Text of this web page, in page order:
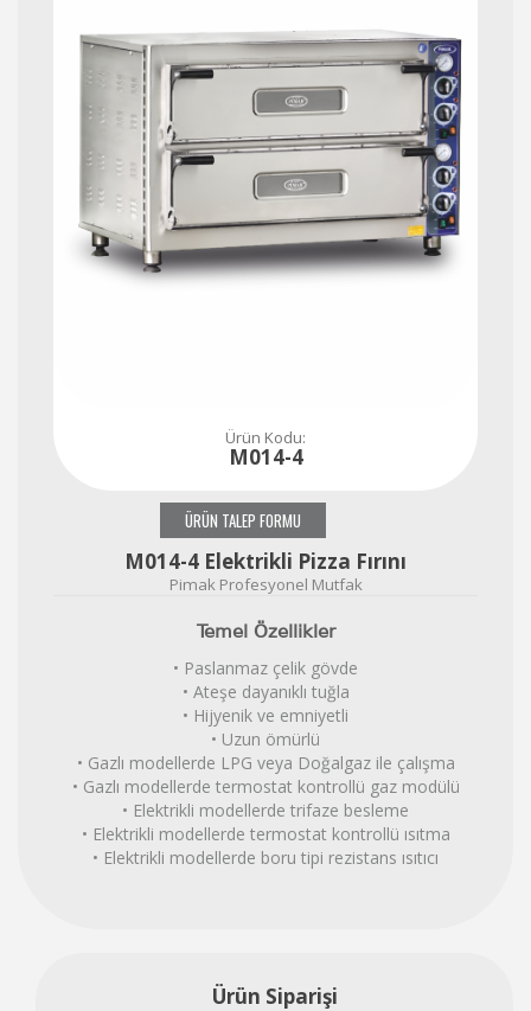
Ürün Kodu:
M014-4
M014-4 Elektrikli Pizza Fırını
Pimak Profesyonel Mutfak
ÜRÜN TALEP FORMU
Temel Özellikler
• Paslanmaz çelik gövde
• Ateşe dayanıklı tuğla
• Hijyenik ve emniyetli
• Uzun ömürlü
• Gazlı modellerde LPG veya Doğalgaz ile çalışma
• Gazlı modellerde termostat kontrollü gaz modülü
• Elektrikli modellerde trifaze besleme
• Elektrikli modellerde termostat kontrollü ısıtma
• Elektrikli modellerde boru tipi rezistans ısıtıcı
Ürün Siparişi